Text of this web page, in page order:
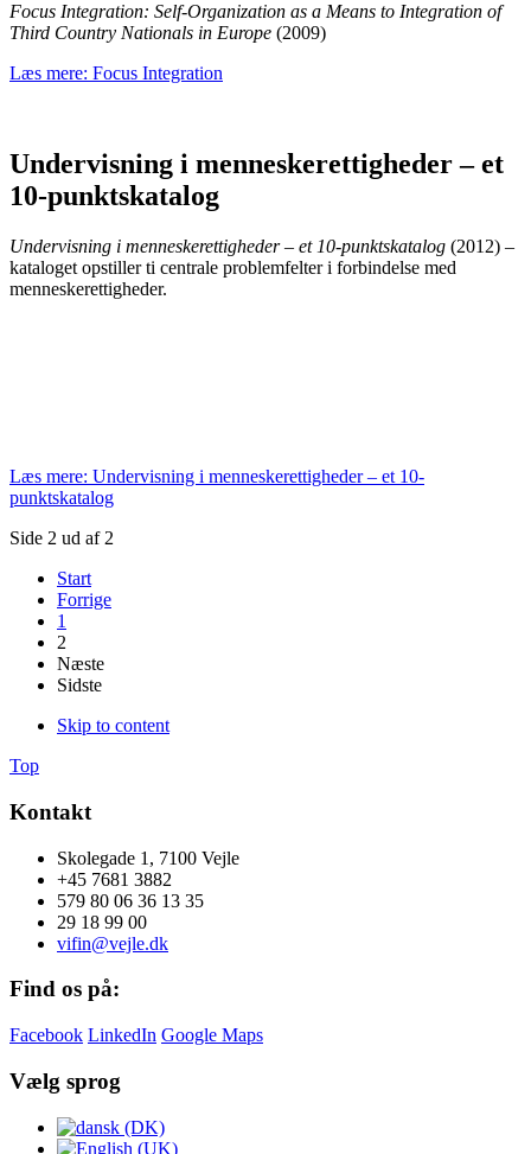
Focus Integration: Self-Organization as a Means to Integration of
Third Country Nationals in Europe (2009)
Læs mere: Focus Integration
Undervisning i menneskerettigheder – et
10-punktskatalog
Undervisning i menneskerettigheder – et 10-punktskatalog (2012) –
kataloget opstiller ti centrale problemfelter i forbindelse med
menneskerettigheder.
Læs mere: Undervisning i menneskerettigheder – et 10-
punktskatalog
Side 2 ud af 2
Start
Forrige
1
2
Næste
Sidste
Skip to content
Top
Kontakt
Skolegade 1, 7100 Vejle
+45 7681 3882
579 80 06 36 13 35
29 18 99 00
vifin@vejle.dk
Find os på:
Facebook LinkedIn Google Maps
Vælg sprog